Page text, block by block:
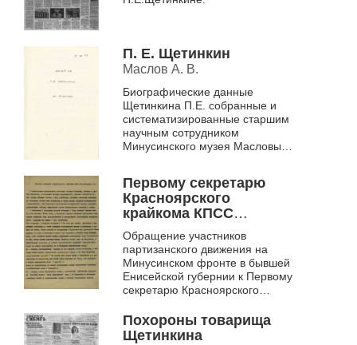
П. Е. Щетинкин
Маслов А. В.
Биографические данные
Щетинкина П.Е. собранные и
систематизированные старшим
научным сотрудником
Минусинского музея Масловым
Первому секретарю
Красноярского
крайкома КПСС
товарищу Кокареву А.
А.
Обращение участников
партизанского движения на
Минусинском фронте в бывшей
Енисейской губернии к Первому
секретарю Красноярского
Похороны товарища
Щетинкина